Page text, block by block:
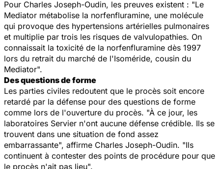
Pour Charles Joseph-Oudin, les preuves existent : "Le
Mediator métabolise la norfenfluramine, une molécule
qui provoque des hypertensions artérielles pulmonaires
et multiplie par trois les risques de valvulopathies. On
connaissait la toxicité de la norfenfluramine dès 1997
lors du retrait du marché de l'Isoméride, cousin du
Mediator".
Des questions de forme
Les parties civiles redoutent que le procès soit encore
retardé par la défense pour des questions de forme
comme lors de l'ouverture du procès. "À ce jour, les
laboratoires Servier n'ont aucune défense crédible. Ils se
trouvent dans une situation de fond assez
embarrassante", affirme Charles Joseph-Oudin. "Ils
continuent à contester des points de procédure pour que
le procès n'ait pas lieu".